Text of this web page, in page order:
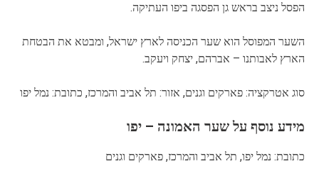
הפסל ניצב בראש גן הפסגה ביפו העתיקה.
השער המפוסל הוא שער הכניסה לארץ ישראל, ומבטא את הבטחת
הארץ לאבותנו – אברהם, יצחק ויעקב.
סוג אטרקציה: פארקים וגנים, אזור: תל אביב והמרכז, כתובת: נמל יפו
מידע נוסף על שער האמונה – יפו
כתובת: נמל יפו, תל אביב והמרכז, פארקים וגנים